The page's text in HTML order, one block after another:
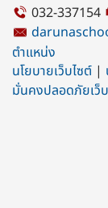
032-337154
ตำแหน่ง
นโยบายเว็บไซต์ |
มั่นคงปลอดภัยเว็